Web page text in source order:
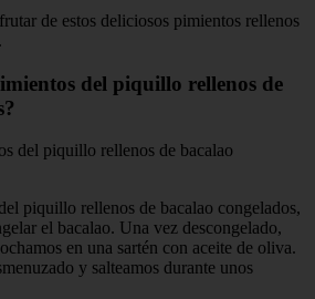
de estos deliciosos pimientos rellenos
del piquillo rellenos de
del piquillo rellenos de bacalao
piquillo rellenos de bacalao congelados,
el bacalao. Una vez descongelado,
en una sartén con aceite de oliva.
y salteamos durante unos